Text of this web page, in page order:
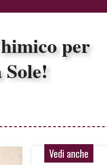
per
Vedi anche